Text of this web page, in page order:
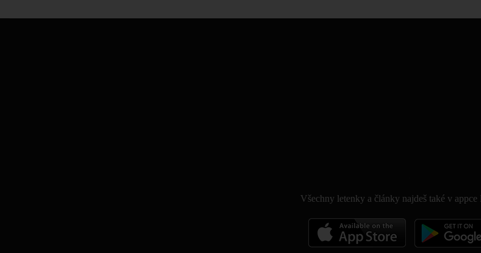
Všechny letenky a články najdeš také v appce